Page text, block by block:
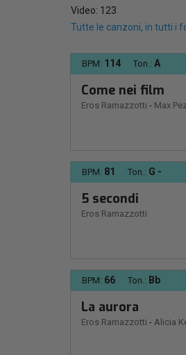
Video: 123
Tutte le canzoni, in tutti i
BPM: 114 Ton.: A
Come nei film
Eros Ramazzotti - Max
BPM: 81 Ton.: G -
5 secondi
Eros Ramazzotti
BPM: 66 Ton.: Bb
La aurora
Eros Ramazzotti - Alicia